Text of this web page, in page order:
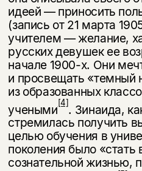
идеей — приносить
(запись от 21 марта
учителем — желание,
русских девушек ее
начале 1900-х. Они
и просвещать «темный
из образованных
учеными[4]. Зинаида,
стремилась получить
целью обучения в
поколения было
сознательной жизнью,